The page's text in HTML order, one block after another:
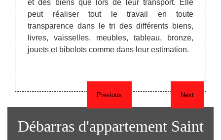
Previous
la
de
et des biens que lors de leur transport. Elle
peut réaliser tout le travail en toute
transparence dans le tri des différents biens,
livres, vaisselles, meubles, tableau, bronze,
jouets et bibelots comme dans leur estimation.
bien
Next
Débarras d'appartement Saint